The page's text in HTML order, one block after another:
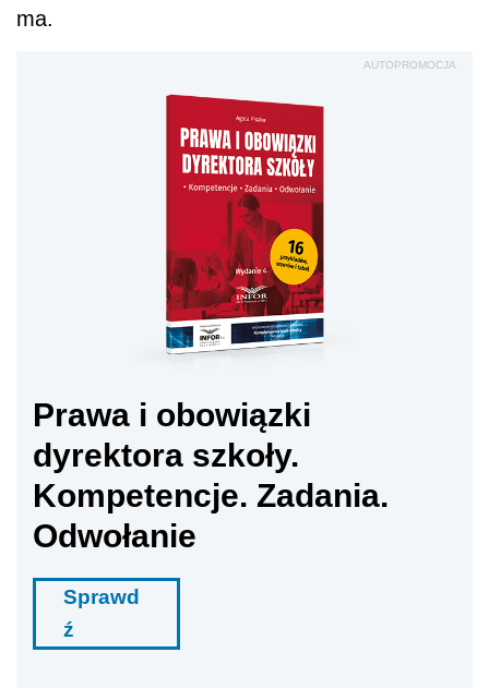
ma.
AUTOPROMOCJA
Prawa i obowiązki
dyrektora szkoły.
Kompetencje. Zadania.
Odwołanie
Sprawd
ź